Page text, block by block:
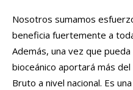
Nosotros sumamos
beneficia fuertemente a
Además, una vez que
bioceánico aportará más
Bruto a nivel nacional. Es